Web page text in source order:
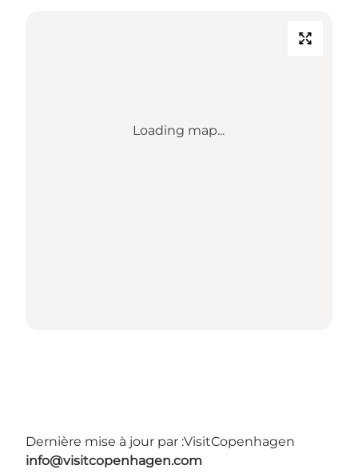
Loading map...
Dernière mise à jour par :VisitCopenhagen
info@visitcopenhagen.com